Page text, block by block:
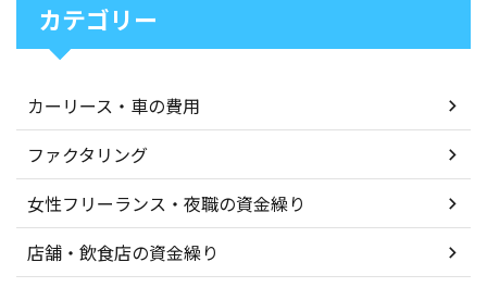
カテゴリー
カーリース・車の費用
ファクタリング
女性フリーランス・夜職の資金繰り
店舗・飲食店の資金繰り